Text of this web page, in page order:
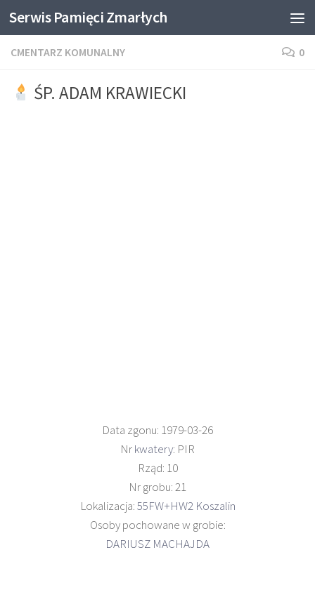
Skip to content
Serwis Pamięci Zmarłych
CMENTARZ KOMUNALNY 0
ŚP. ADAM KRAWIECKI
Data zgonu: 1979-03-26
Nrkwatery: PIR
Rząd: 10
Nr grobu: 21
Lokalizacja:55FW+HW2 Koszalin
Osoby pochowane w grobie:
DARIUSZ MACHAJDA